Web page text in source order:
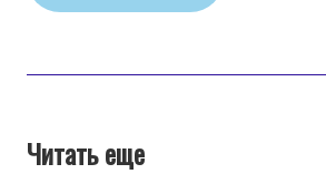
Читать еще